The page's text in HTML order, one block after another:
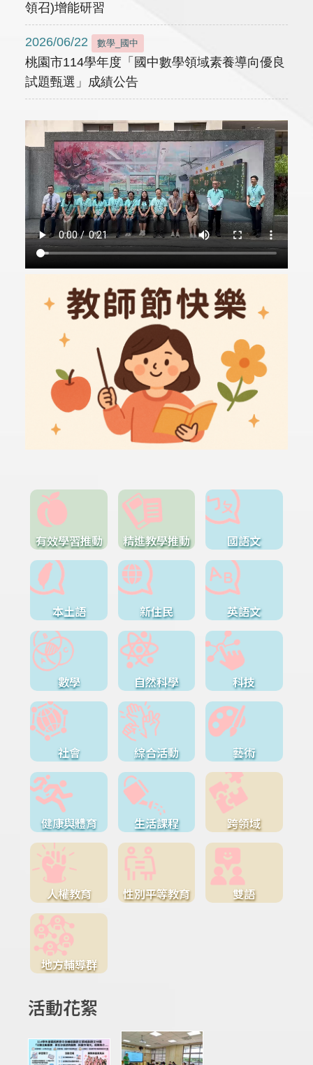
領召)增能研習
2026/06/22 數學_國中
桃園市114學年度「國中數學領域素養導向優良
試題甄選」成績公告
有效學習推動 精進教學推動 國語文
本土語 新住民 英語文
數學 自然科學 科技
社會 綜合活動 藝術
健康與體育 生活課程 跨領域
人權教育 性別平等教育 雙語
地方輔導群
活動花絮